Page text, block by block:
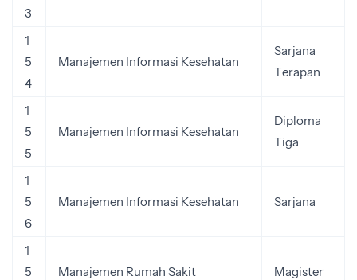
3
1
5
4
Manajemen Informasi Kesehatan
Sarjana
Terapan
1
5
5
Manajemen Informasi Kesehatan
Diploma
Tiga
1
5
6
Manajemen Informasi Kesehatan Sarjana
1
5
Manajemen Rumah Sakit Magister